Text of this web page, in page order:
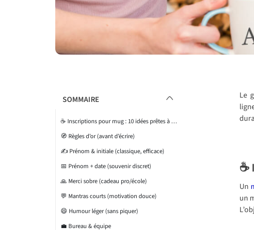
SOMMAIRE
☕ Inscriptions pour mug : 10 idées prêtes à copier
🧭 Règles d’or (avant d’écrire)
✍️ Prénom & initiale (classique, efficace)
📅 Prénom + date (souvenir discret)
🙏 Merci sobre (cadeau pro/école)
💬 Mantras courts (motivation douce)
😄 Humour léger (sans piquer)
💼 Bureau & équipe
Le
☕
Un
un